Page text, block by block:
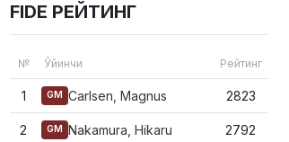
FIDE РЕЙТИНГ
№ Ўйинчи Рейтинг
1 GM Carlsen, Magnus 2823
2 GM Nakamura, Hikaru 2792